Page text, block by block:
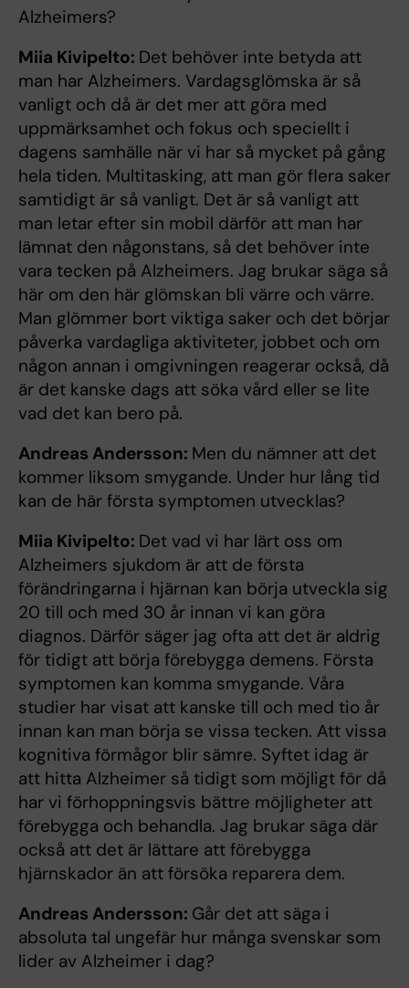
Alzheimers?
Miia Kivipelto: Det behöver inte betyda att
man har Alzheimers. Vardagsglömska är så
vanligt och då är det mer att göra med
uppmärksamhet och fokus och speciellt i
dagens samhälle när vi har så mycket på gång
hela tiden. Multitasking, att man gör flera saker
samtidigt är så vanligt. Det är så vanligt att
man letar efter sin mobil därför att man har
lämnat den någonstans, så det behöver inte
vara tecken på Alzheimers. Jag brukar säga så
här om den här glömskan bli värre och värre.
Man glömmer bort viktiga saker och det börjar
påverka vardagliga aktiviteter, jobbet och om
någon annan i omgivningen reagerar också, då
är det kanske dags att söka vård eller se lite
vad det kan bero på.
Andreas Andersson: Men du nämner att det
kommer liksom smygande. Under hur lång tid
kan de här första symptomen utvecklas?
Miia Kivipelto: Det vad vi har lärt oss om
Alzheimers sjukdom är att de första
förändringarna i hjärnan kan börja utveckla sig
20 till och med 30 år innan vi kan göra
diagnos. Därför säger jag ofta att det är aldrig
för tidigt att börja förebygga demens. Första
symptomen kan komma smygande. Våra
studier har visat att kanske till och med tio år
innan kan man börja se vissa tecken. Att vissa
kognitiva förmågor blir sämre. Syftet idag är
att hitta Alzheimer så tidigt som möjligt för då
har vi förhoppningsvis bättre möjligheter att
förebygga och behandla. Jag brukar säga där
också att det är lättare att förebygga
hjärnskador än att försöka reparera dem.
Andreas Andersson: Går det att säga i
absoluta tal ungefär hur många svenskar som
lider av Alzheimer i dag?